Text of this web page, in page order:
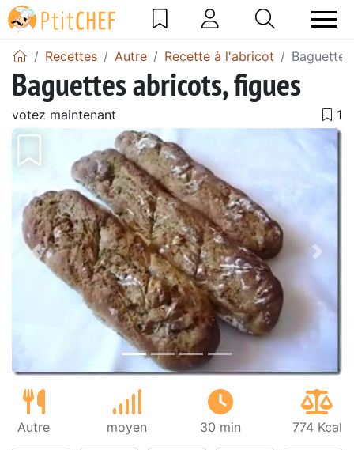
Recettes Autre Recette à l'abricot
Baguettes abricots, figues
votez maintenant
Précédent
Autre moyen 30 min 774 Kcal